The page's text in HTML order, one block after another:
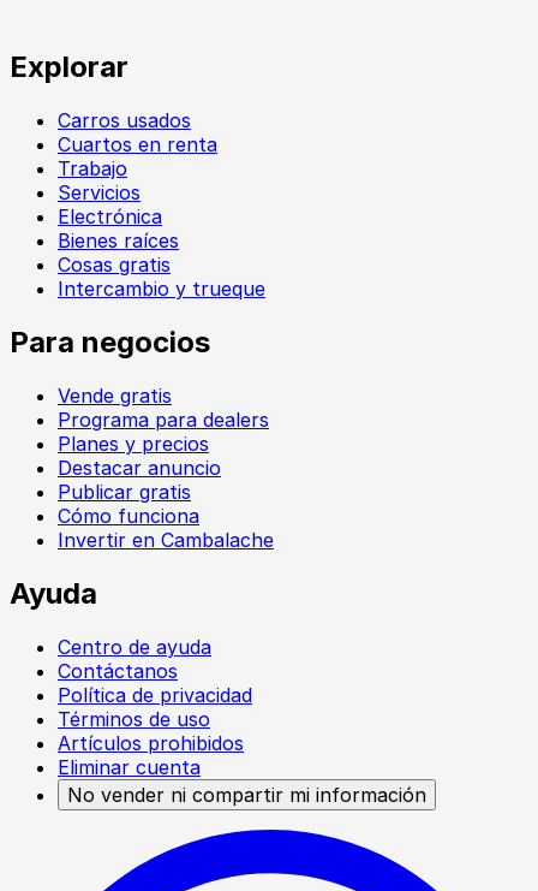
Explorar
Carros usados
Cuartos en renta
Trabajo
Servicios
Electrónica
Bienes raíces
Cosas gratis
Intercambio y trueque
Para negocios
Vende gratis
Programa para dealers
Planes y precios
Destacar anuncio
Publicar gratis
Cómo funciona
Invertir en Cambalache
Ayuda
Centro de ayuda
Contáctanos
Política de privacidad
Términos de uso
Artículos prohibidos
Eliminar cuenta
No vender ni compartir mi información